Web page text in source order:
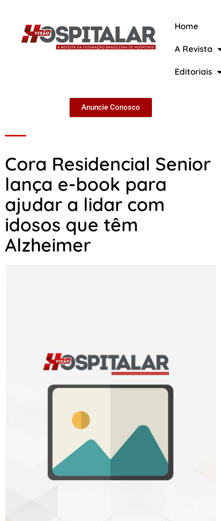
Home
A Revista
Editoriais
Anuncie Conosco
Cora Residencial Senior
lança e-book para
ajudar a lidar com
idosos que têm
Alzheimer